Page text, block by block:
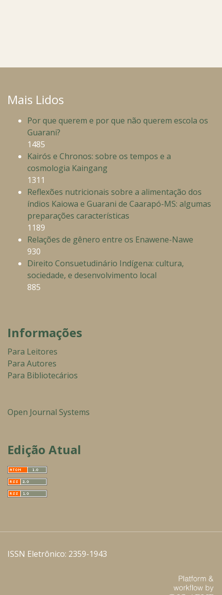
Mais Lidos
Por que querem e por que não querem escola os
Guarani?
1485
Kairós e Chronos: sobre os tempos e a
cosmologia Kaingang
1311
Reflexões nutricionais sobre a alimentação dos
índios Kaiowa e Guarani de Caarapó-MS: algumas
preparações características
1189
Relações de gênero entre os Enawene-Nawe
930
Direito Consuetudinário Indígena: cultura,
sociedade, e desenvolvimento local
885
Informações
Para Leitores
Para Autores
Para Bibliotecários
Open Journal Systems
Edição Atual
ISSN Eletrônico: 2359-1943